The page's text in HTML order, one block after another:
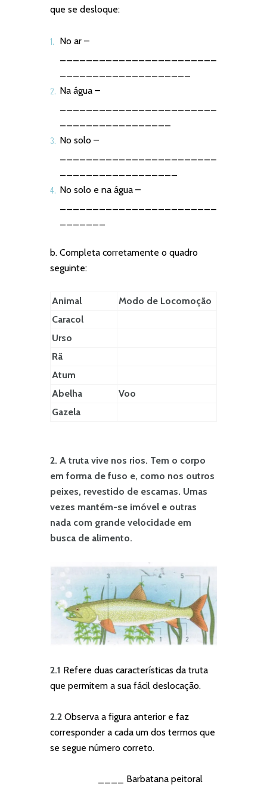
que se desloque:
No ar –
Na água –
No solo –
No solo e na água –
b. Completa corretamente o quadro
seguinte:
Animal
Modo de Locomoção
Caracol
Urso
Rã
Atum
Abelha
Voo
Gazela
2. A truta vive nos rios. Tem o corpo
em forma de fuso e, como nos outros
peixes, revestido de escamas. Umas
vezes mantém-se imóvel e outras
nada com grande velocidade em
busca de alimento.
2.1 Refere duas características da truta
que permitem a sua fácil deslocação.
2.2 Observa a figura anterior e faz
corresponder a cada um dos termos que
se segue número correto.
____ Barbatana peitoral